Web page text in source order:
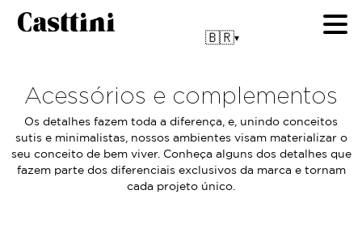
🇧🇷▾
Acessórios e complementos
Os detalhes fazem toda a diferença, e, unindo conceitos
sutis e minimalistas,
nossos ambientes visam materializar o
seu conceito de bem viver. Conheça alguns dos detalhes que
fazem parte dos diferenciais exclusivos da marca e tornam
cada projeto único.